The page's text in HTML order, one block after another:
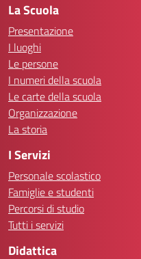
La Scuola
Presentazione
I luoghi
Le persone
I numeri della scuola
Le carte della scuola
Organizzazione
La storia
I Servizi
Personale scolastico
Famiglie e studenti
Percorsi di studio
Tutti i servizi
Didattica